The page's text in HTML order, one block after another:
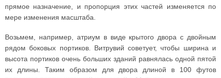
прямое назначение, и пропорция этих частей изменяется по
мере изменения масштаба.
Возьмем, например, атриум в виде крытого двора с двойным
рядом боковых портиков. Витрувий советует, чтобы ширина и
высота портиков очень больших зданий равнялась одной пятой
их длины. Таким образом для двора длиной в 100 футов